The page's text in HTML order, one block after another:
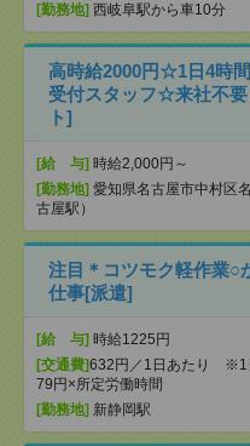
[勤務地] 西岐阜駅から車10分
高時給2000円☆1日4時
受付スタッフ☆来社不
ト]
[給 与] 時給2,000円～
[勤務地] 愛知県名古屋市中村区
古屋駅）
注目＊コツモク軽作業○
仕事[派遣]
[給 与] 時給1225円
[交通費]632円／1日あたり ※1
79円×所定労働時間
[勤務地] 新静岡駅